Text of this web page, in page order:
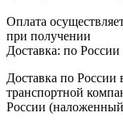
Оплата
при получении
Доставка: по России
Доставка по
транспортной
России